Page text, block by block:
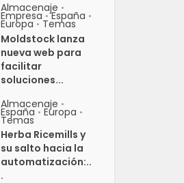
Almacenaje •
Empresa • España •
Europa • Temas
Moldstock lanza
nueva web para
facilitar
soluciones...
Almacenaje •
España • Europa •
Temas
Herba Ricemills y
su salto hacia la
automatización:..
.